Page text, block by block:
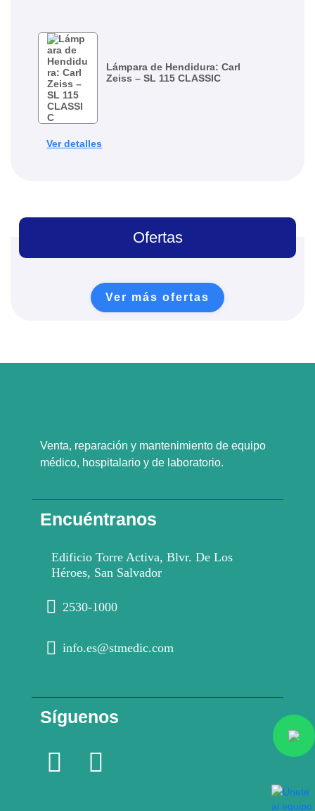
Lámpara de Hendidura: Carl
Zeiss – SL 115 CLASSIC
Ver detalles
Ofertas
Ver más ofertas
Venta, reparación y mantenimiento de equipo
médico, hospitalario y de laboratorio.
Encuéntranos
Edificio Torre Activa, Blvr. De Los
Héroes, San Salvador
2530-1000
info.es@stmedic.com
Síguenos